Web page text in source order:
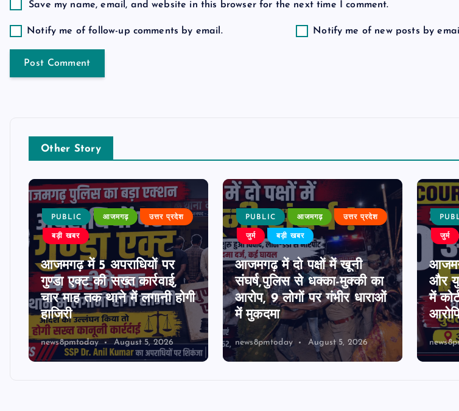
n
Save my name, email, and website in this browser for the next time I comment.
Notify me of follow-up comments by email. Notify me of new posts by
Other Story
PUBLIC आजमगढ़ उत्तर प्रदेश
बड़ी खबर
आजमगढ़ में 5 अपराधियों पर
गुण्डा एक्ट की सख्त कार्रवाई,
चार माह तक थाने में लगानी होगी
हाजिरी
news8pmtoday August 5, 2026
PUBLIC आजमगढ़ उत्तर प्रदेश
जुर्म बड़ी खबर
आजमगढ़ में दो पक्षों में खूनी
संघर्ष,पुलिस से धक्का-मुक्की का
आरोप, 9 लोगों पर गंभीर धाराओं
में मुकदमा
news8pmtoday August 5, 2026
जुर्म
और
में